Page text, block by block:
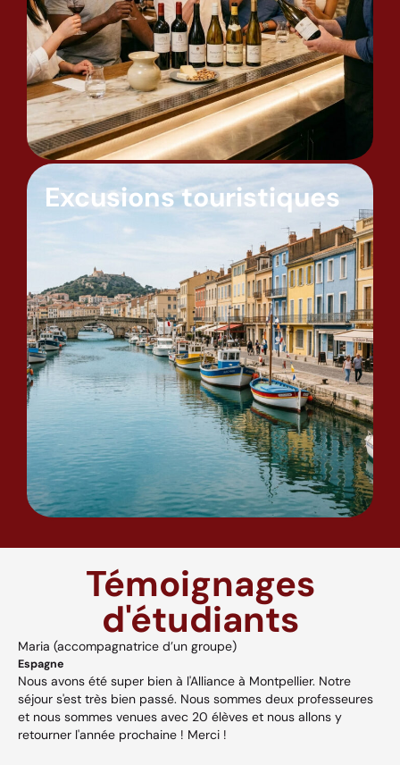
Excusions touristiques
Témoignages
d'étudiants
Maria (accompagnatrice d’un groupe)
Espagne
Nous avons été super bien à l'Alliance à Montpellier. Notre
séjour s'est très bien passé. Nous sommes deux professeures
et nous sommes venues avec 20 élèves et nous allons y
retourner l'année prochaine ! Merci !